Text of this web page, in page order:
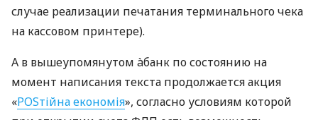
случае реализации печатания терминального чека
на кассовом принтере).
А в вышеупомянутом àбанк по состоянию на
момент написания текста продолжается акция
«POSтійна економія», согласно условиям которой